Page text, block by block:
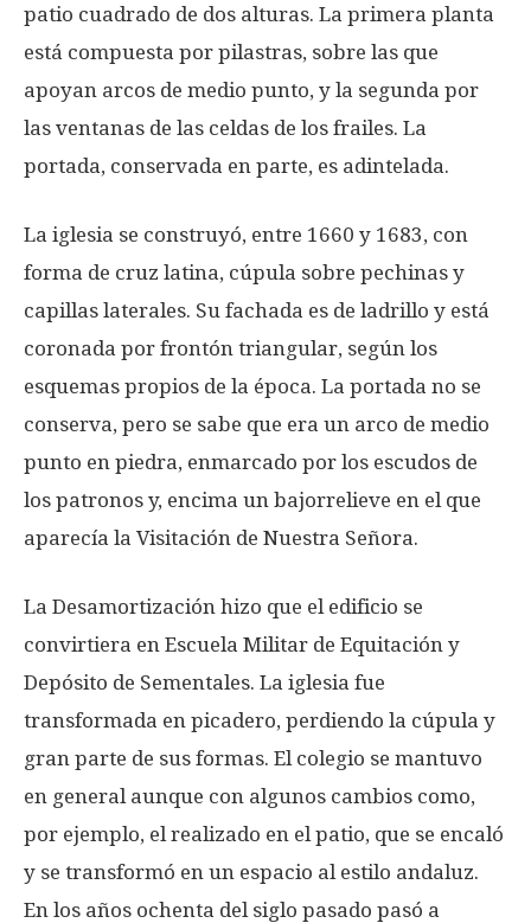
patio cuadrado de dos alturas. La primera planta
está compuesta por pilastras, sobre las que
apoyan arcos de medio punto, y la segunda por
las ventanas de las celdas de los frailes. La
portada, conservada en parte, es adintelada.
La iglesia se construyó, entre 1660 y 1683, con
forma de cruz latina, cúpula sobre pechinas y
capillas laterales. Su fachada es de ladrillo y está
coronada por frontón triangular, según los
esquemas propios de la época. La portada no se
conserva, pero se sabe que era un arco de medio
punto en piedra, enmarcado por los escudos de
los patronos y, encima un bajorrelieve en el que
aparecía la Visitación de Nuestra Señora.
La Desamortización hizo que el edificio se
convirtiera en Escuela Militar de Equitación y
Depósito de Sementales. La iglesia fue
transformada en picadero, perdiendo la cúpula y
gran parte de sus formas. El colegio se mantuvo
en general aunque con algunos cambios como,
por ejemplo, el realizado en el patio, que se encaló
y se transformó en un espacio al estilo andaluz.
En los años ochenta del siglo pasado pasó a